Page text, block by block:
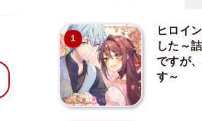
1
ヒロイ
した～
ですが
す～